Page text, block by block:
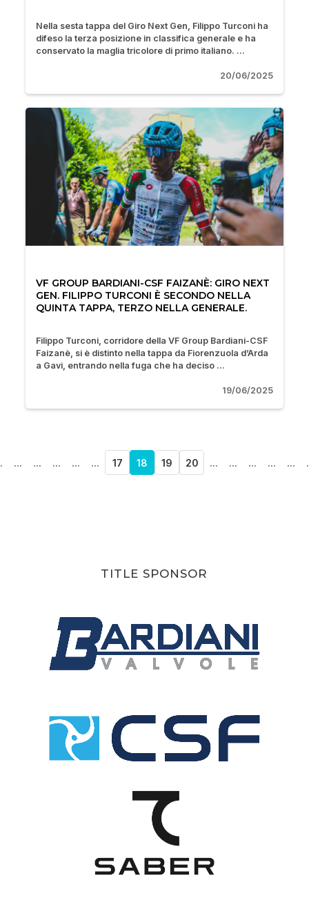
Nella sesta tappa del Giro Next Gen, Filippo Turconi ha
difeso la terza posizione in classifica generale e ha
conservato la maglia tricolore di primo italiano. ...
20/06/2025
VF GROUP BARDIANI-CSF FAIZANÈ: GIRO NEXT
GEN. FILIPPO TURCONI È SECONDO NELLA
QUINTA TAPPA, TERZO NELLA GENERALE.
Filippo Turconi, corridore della VF Group Bardiani-CSF
Faizanè, si è distinto nella tappa da Fiorenzuola d’Arda
a Gavi, entrando nella fuga che ha deciso ...
19/06/2025
... ... ... ... ... 17 18 19 20 ... ... ... ... ...
TITLE SPONSOR